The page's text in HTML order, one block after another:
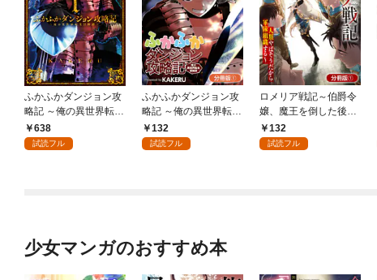
ふかふかダンジョン攻
略記 ～俺の異世界転生
冒険譚～ 1巻
638
試読フル
ふかふかダンジョン攻
略記 ～俺の異世界転生
冒険譚～【分冊版】 1
巻
132
試読フル
ロメリア戦記～伯爵令
嬢、魔王を倒した後も
人類やばそうだから軍
隊組織する～【分冊
132
試読フル
少女マンガのおすすめ本